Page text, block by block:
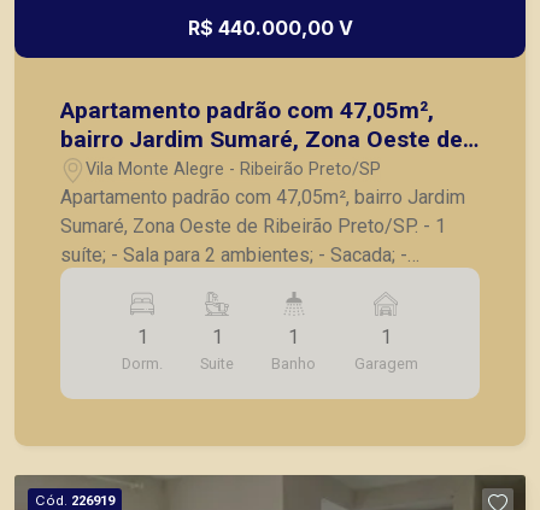
R$ 440.000,00 V
Apartamento padrão com 47,05m²,
bairro Jardim Sumaré, Zona Oeste de
Ribeirão Preto/SP.
Vila Monte Alegre - Ribeirão Preto/SP
Apartamento padrão com 47,05m², bairro Jardim
Sumaré, Zona Oeste de Ribeirão Preto/SP. - 1
suíte; - Sala para 2 ambientes; - Sacada; -
Cozinha; - 1 vaga de garagem. A Piramid tem
como objetivo atender seus clientes com
agilidade e segurança, em locação, vendas de
imóveis prontos, usados ou mesmo nos
principais lançamentos da cidade de Ribeirão
1
Dorm.
1
Suite
1
Banho
1
Garagem
Cód. 226919